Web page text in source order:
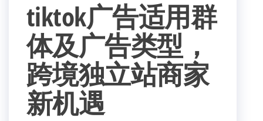
tiktok广告适用群
体及广告类型，
跨境独立站商家
新机遇